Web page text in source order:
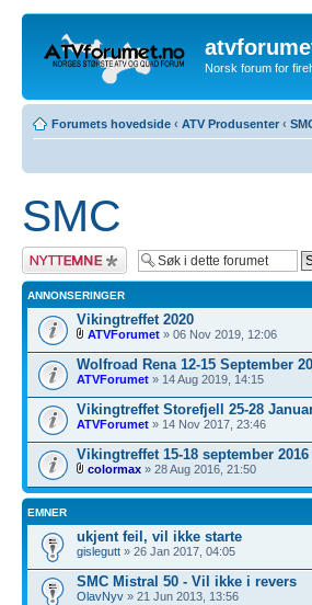
Norsk forum for
Forumets hovedside ‹ ATV Produsenter ‹
SMC
Legg inn et nytt
emne
ANNONSERINGER
Vikingtreffet 2020
ATVForumet » 06 Nov 2019, 12:06
Wolfroad Rena 12-15 September
ATVForumet » 14 Aug 2019, 14:15
Vikingtreffet Storefjell 25-28
ATVForumet » 14 Nov 2017, 23:46
Vikingtreffet 15-18 september 2016
colormax » 28 Aug 2016, 21:50
EMNER
ukjent feil, vil ikke starte
gislegutt » 26 Jan 2017, 04:05
SMC Mistral 50 - Vil ikke i revers
OlavNyv » 21 Jun 2013, 13:56